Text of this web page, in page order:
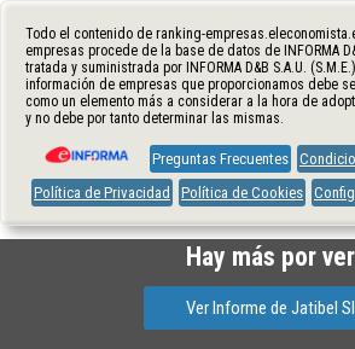
Todo el contenido de ranking-
empresas procede de la base de datos de INFORMA
tratada y suministrada por INFORMA D&B S.A.U.
información de empresas que proporcionamos debe
como un elemento más a considerar a la hora de
y no debe por tanto determinar las mismas.
Preguntas Frecuentes
Política de Privacidad
Política de Cookies
Hay más por ver
Ver Informe de Jatibel Sl